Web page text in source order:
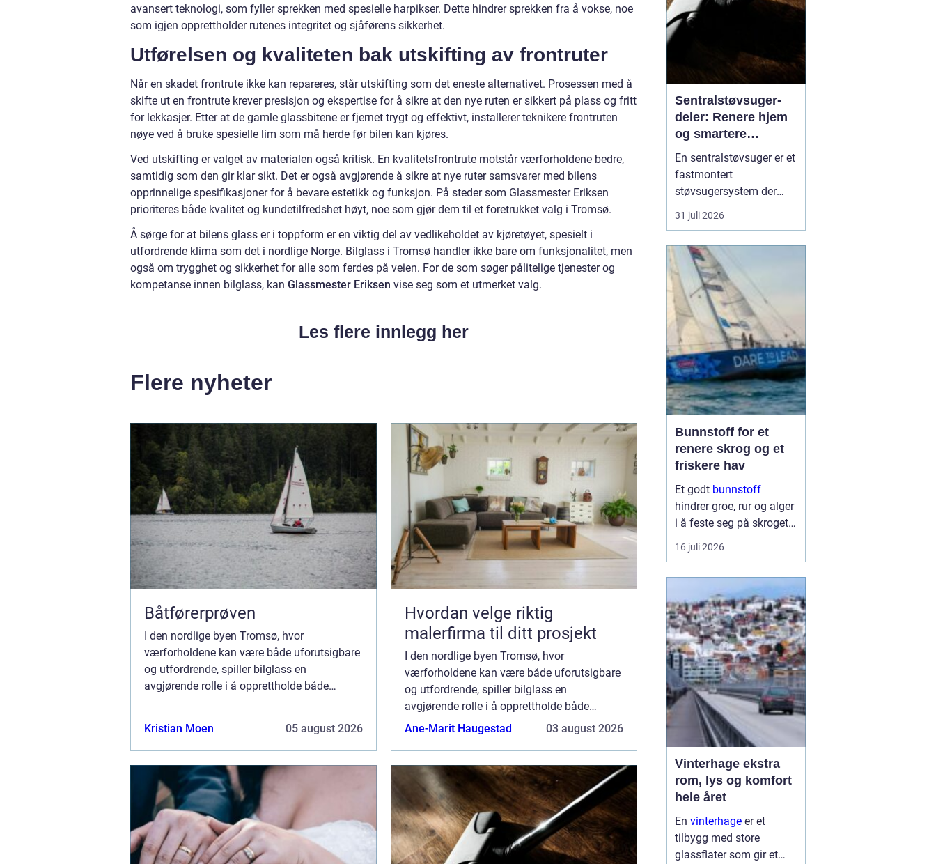
avansert teknologi, som fyller sprekken med spesielle harpikser. Dette hindrer sprekken fra å vokse, noe
som igjen opprettholder rutenes integritet og sjåførens sikkerhet.
Utførelsen og kvaliteten bak utskifting av frontruter
Når en skadet frontrute ikke kan repareres, står utskifting som det eneste alternativet. Prosessen med å
skifte ut en frontrute krever presisjon og ekspertise for å sikre at den nye ruten er sikkert på plass og fritt
for lekkasjer. Etter at de gamle glassbitene er fjernet trygt og effektivt, installerer teknikere frontruten
nøye ved å bruke spesielle lim som må herde før bilen kan kjøres.
Ved utskifting er valget av materialen også kritisk. En kvalitetsfrontrute motstår værforholdene bedre,
samtidig som den gir klar sikt. Det er også avgjørende å sikre at nye ruter samsvarer med bilens
opprinnelige spesifikasjoner for å bevare estetikk og funksjon. På steder som Glassmester Eriksen
prioriteres både kvalitet og kundetilfredshet høyt, noe som gjør dem til et foretrukket valg i Tromsø.
Å sørge for at bilens glass er i toppform er en viktig del av vedlikeholdet av kjøretøyet, spesielt i
utfordrende klima som det i nordlige Norge. Bilglass i Tromsø handler ikke bare om funksjonalitet, men
også om trygghet og sikkerhet for alle som ferdes på veien. For de som søger pålitelige tjenester og
kompetanse innen bilglass, kan Glassmester Eriksen vise seg som et utmerket valg.
Les flere innlegg her
Flere nyheter
Båtførerprøven
I den nordlige byen Tromsø, hvor
værforholdene kan være både uforutsigbare
og utfordrende, spiller bilglass en
avgjørende rolle i å opprettholde både
Kristian Moen 05 august 2026
Hvordan velge riktig
malerfirma til ditt prosjekt
I den nordlige byen Tromsø, hvor
værforholdene kan være både uforutsigbare
og utfordrende, spiller bilglass en
avgjørende rolle i å opprettholde både
sikkerhet og komfort for bilførere. Alt fra
Ane-Marit Haugestad 03 august 2026
Sentralstøvsuger-
deler: Renere hjem
og smartere
rengjøring
En sentralstøvsuger er et
fastmontert
støvsugersystem der
motor og beholder står i
bod, garasje eller teknisk
sugekontakter finnes i
veggene rundt i boligen.
Du kobler bare slangen
til en kontakt, og støvet
transp...
31 juli 2026
Bunnstoff for et
renere skrog og et
friskere hav
Et godt bunnstoff
hindrer groe, rur og alger
i å feste seg på skroget.
Dermed holder båten
bedre fart, bruker mindre
mindre vedlikehold på
land. Samtidig begynner
flere båteiere ...
16 juli 2026
Vinterhage ekstra
rom, lys og komfort
hele året
En vinterhage er et
tilbygg med store
glassflater som gir et